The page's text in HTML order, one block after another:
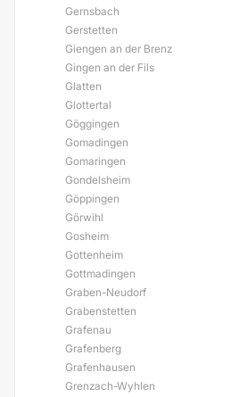
Gernsbach
Gerstetten
Giengen an der Brenz
Gingen an der Fils
Glatten
Glottertal
Göggingen
Gomadingen
Gomaringen
Gondelsheim
Göppingen
Görwihl
Gosheim
Gottenheim
Gottmadingen
Graben-Neudorf
Grabenstetten
Grafenau
Grafenberg
Grafenhausen
Grenzach-Wyhlen